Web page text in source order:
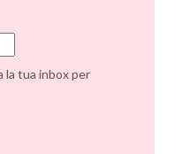
la tua inbox per